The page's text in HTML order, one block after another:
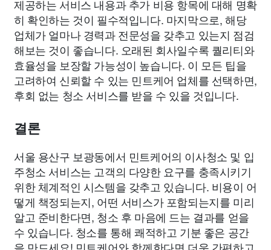
제공하는 서비스 내용과 추가 비용 항목에 대해 명확
히 확인하는 것이 필수적입니다. 마지막으로, 해당
업체가 얼마나 경력과 전문성을 갖추고 있는지 점검
해보는 것이 좋습니다. 오래된 회사일수록 퀄리티와
효율성을 보장할 가능성이 높습니다. 이 모든 팁을
고려하여 신뢰할 수 있는 민트케어 업체를 선택하면,
후회 없는 청소 서비스를 받을 수 있을 것입니다.
결론
서울 용산구 보광동에서 민트케어의 이사청소 및 입
주청소 서비스는 고객의 다양한 요구를 충족시키기
위한 체계적인 시스템을 갖추고 있습니다. 비용이 어
떻게 책정되는지, 어떤 서비스가 포함되는지를 미리
알고 준비한다면, 청소 후 마음에 드는 결과를 얻을
수 있습니다. 청소를 통해 쾌적하고 기분 좋은 공간
을 만드세요! 민트케어와 함께한다면 더욱 간편하고